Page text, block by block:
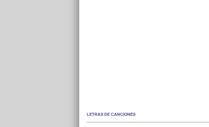
LETRAS DE CANCIONES